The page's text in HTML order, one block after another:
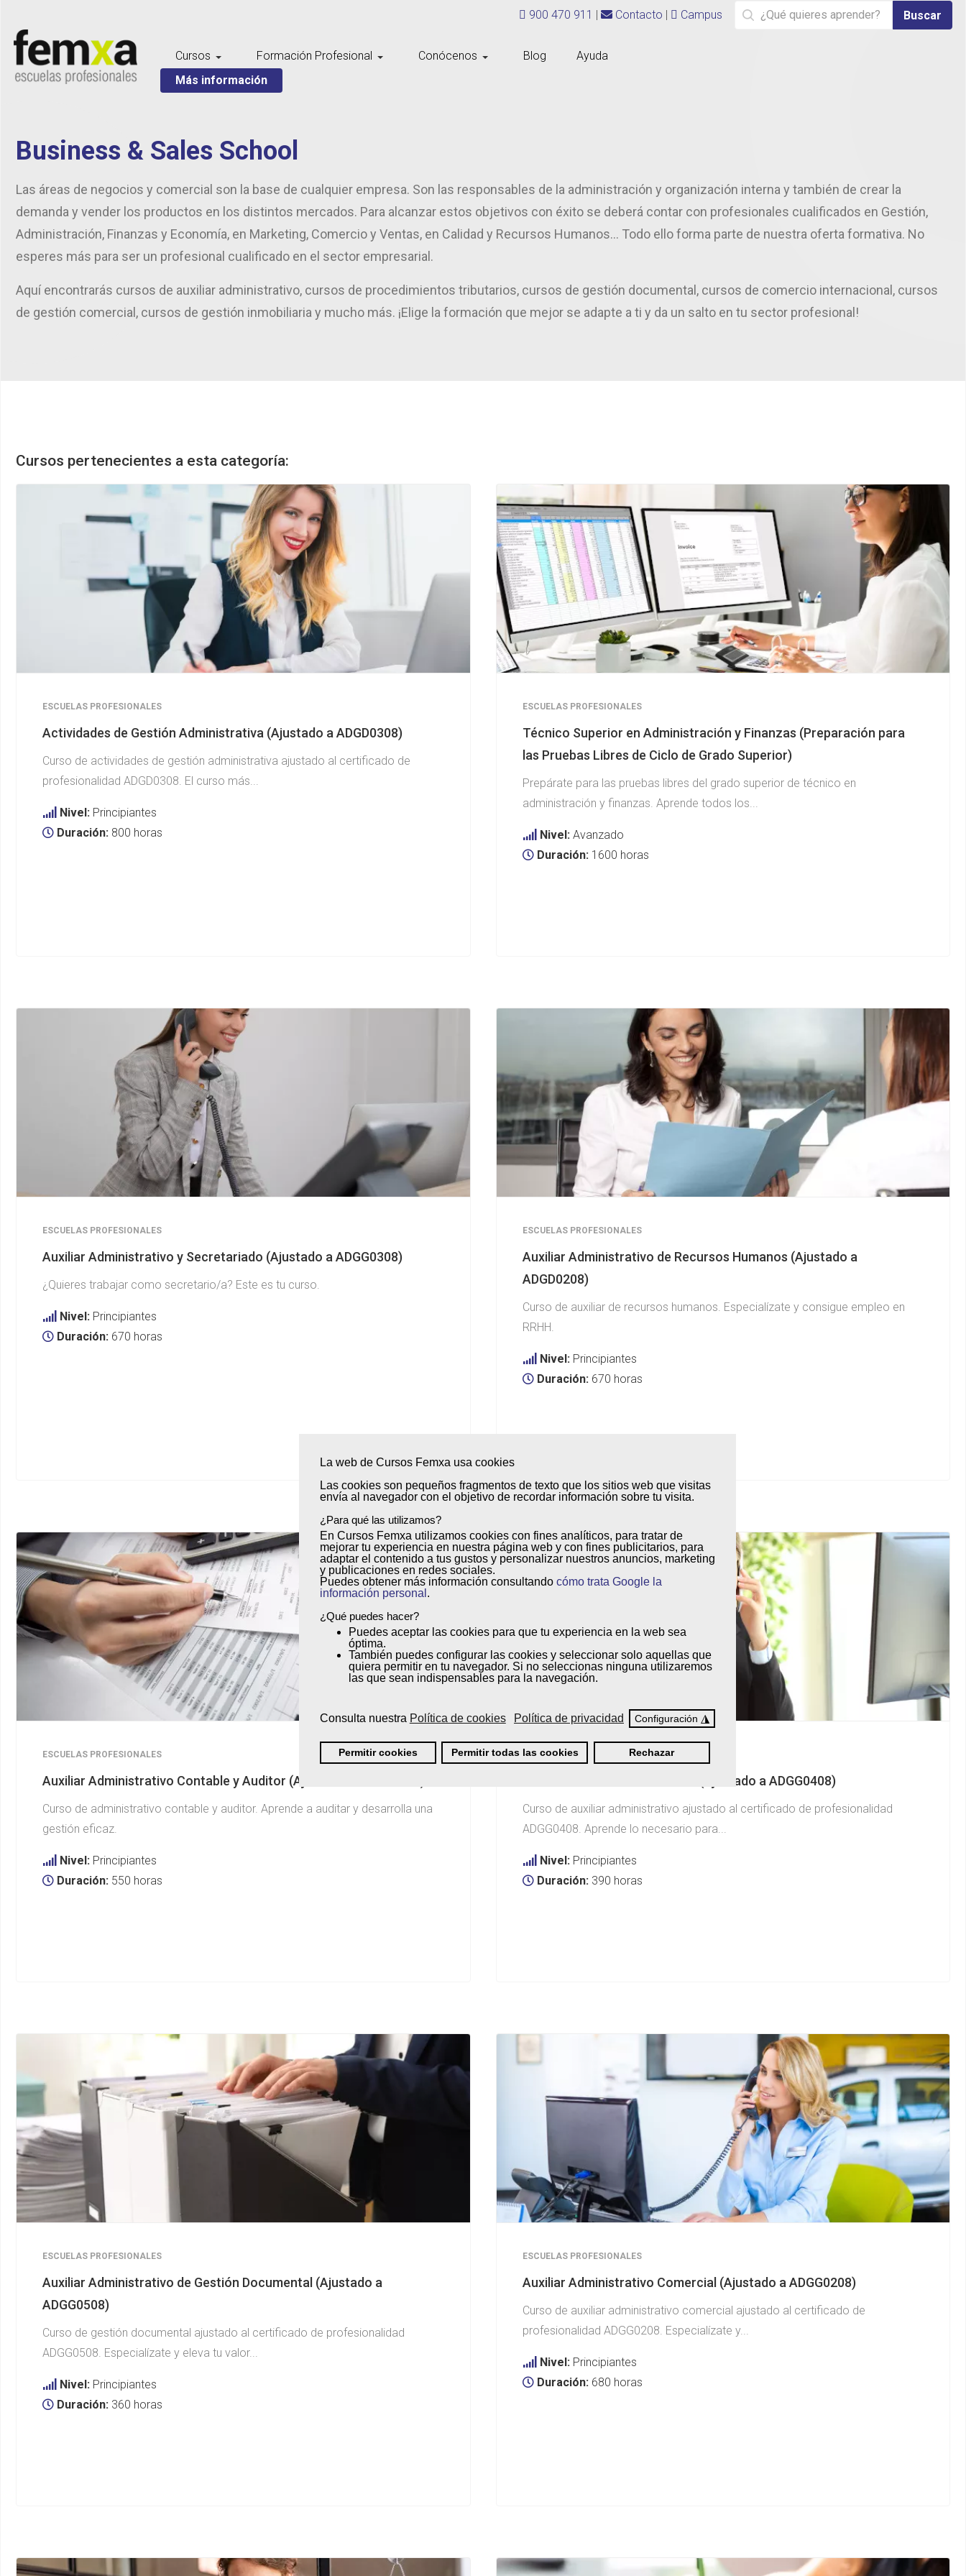
La web de Cursos Femxa usa cookies
Las cookies son pequeños fragmentos de textoque los sitios web que visitas
envía al navegadorcon el objetivo de recordar información sobre tu visita.
¿Para qué las utilizamos?
En Cursos Femxa utilizamos cookies con fines analíticos, para tratar de
mejorar tu experiencia en nuestra página web y con fines publicitarios, para
adaptar el contenido a tus gustos y personalizar nuestros anuncios, marketing
y publicaciones en redes sociales.
Puedes obtener más información consultando cómo trata Google la
información personal .
¿Qué puedes hacer?
Puedes aceptarlas cookies para que tu experiencia en la web sea
óptima.
También puedes configurarlas cookies y seleccionar solo aquellas que
quiera permitir en tu navegador. Si no seleccionas ninguna utilizaremos
las que sean indispensables para la navegación.
Consulta nuestra Política de cookies Política de privacidad Configuración ◮
Permitir cookies Permitir todas las cookies Rechazar
Cursos Formación Profesional Conócenos Blog
Ayuda
Más información
900 470 911 Contacto Campus Buscar
Business & Sales School
Las áreas de negocios y comercial son la base de cualquier empresa. Son las responsables de la administración y organización interna y también de crear la
demanda y vender los productos en los distintos mercados. Para alcanzar estos objetivos con éxito se deberá contar con profesionales cualificados en Gestión,
Administración, Finanzas y Economía, en Marketing, Comercio y Ventas, en Calidad y Recursos Humanos... Todo ello forma parte de nuestra oferta formativa. No
esperes más para ser un profesional cualificado en el sector empresarial.
Aquí encontrarás cursos de auxiliar administrativo, cursos de procedimientos tributarios, cursos de gestión documental, cursos de comercio internacional, cursos
de gestión comercial, cursos de gestión inmobiliaria y mucho más. ¡Elige la formación que mejor se adapte a ti y da un salto en tu sector profesional!
Cursos pertenecientes a esta categoría:
ESCUELAS PROFESIONALES
Actividades de Gestión Administrativa (Ajustado a ADGD0308)
Curso de actividades de gestión administrativa ajustado al certificado de
profesionalidad ADGD0308. El curso más...
Nivel: Principiantes
Duración: 800 horas
ESCUELAS PROFESIONALES
Técnico Superior en Administración y Finanzas (Preparación para
las Pruebas Libres de Ciclo de Grado Superior)
Prepárate para las pruebas libres del grado superior de técnico en
administración y finanzas. Aprende todos los...
Nivel:Avanzado
Duración: 1600 horas
ESCUELAS PROFESIONALES
Auxiliar Administrativo y Secretariado (Ajustado a ADGG0308)
¿Quieres trabajar como secretario/a? Este es tu curso.
Nivel: Principiantes
Duración: 670 horas
ESCUELAS PROFESIONALES
Auxiliar Administrativo de Recursos Humanos (Ajustado a
ADGD0208)
Curso de auxiliar de recursos humanos. Especialízate y consigue empleo en
RRHH.
Nivel:Principiantes
Duración: 670 horas
ESCUELAS PROFESIONALES
Auxiliar Administrativo Contable y Auditor (Ajustado a ADGD0108)
Curso de administrativo contable y auditor. Aprende a auditar y desarrolla una
gestión eficaz.
Nivel: Principiantes
Duración: 550 horas
ESCUELAS PROFESIONALES
Auxiliar Administrativo Básico (Ajustado a ADGG0408)
Curso de auxiliar administrativo ajustado al certificado de profesionalidad
ADGG0408. Aprende lo necesario para...
Nivel:Principiantes
Duración: 390 horas
ESCUELAS PROFESIONALES
Auxiliar Administrativo de Gestión Documental (Ajustado a
ADGG0508)
Curso de gestión documental ajustado al certificado de profesionalidad
ADGG0508. Especialízate y eleva tu valor...
Nivel: Principiantes
Duración: 360 horas
ESCUELAS PROFESIONALES
Auxiliar Administrativo Comercial (Ajustado a ADGG0208)
Curso de auxiliar administrativo comercial ajustado al certificado de
profesionalidad ADGG0208. Especialízate y...
Nivel:Principiantes
Duración: 680 horas